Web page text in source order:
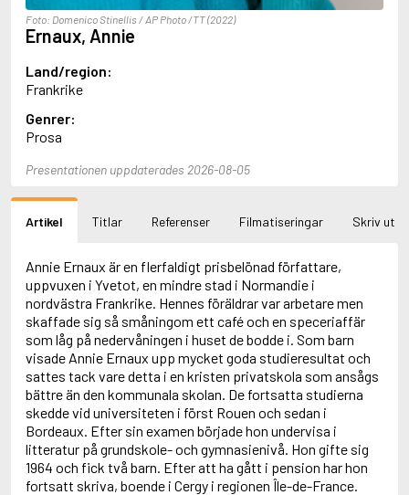
Adamov, Arthur
Adams, Douglas
Adams, Herbert
Adams, Jane
Adams, Richard
Adbåge, Emma
Adbåge, Lisen
Adelborg, Ottilia
Adiga, Aravind
Adnan, Etel
Adolfsson, Evert
Adolfsson, Gunnar
Adolfsson, Josefine
Adolfsson, Maria
Adolphsen, Peter
Foto: Domenico Stinellis / AP Photo /TT (2022)
Ernaux, Annie
Land/region:
Frankrike
Genrer:
Prosa
Presentationen uppdaterades 2026-08-05
Artikel Titlar Referenser Filmatiseringar Skriv ut
Annie Ernaux är en flerfaldigt prisbelönad författare,
uppvuxen i Yvetot, en mindre stad i Normandie i
nordvästra Frankrike. Hennes föräldrar var arbetare men
skaffade sig så småningom ett café och en speceriaffär
som låg på nedervåningen i huset de bodde i. Som barn
visade Annie Ernaux upp mycket goda studieresultat och
sattes tack vare detta i en kristen privatskola som ansågs
bättre än den kommunala skolan. De fortsatta studierna
skedde vid universiteten i först Rouen och sedan i
Bordeaux. Efter sin examen började hon undervisa i
litteratur på grundskole- och gymnasienivå. Hon gifte sig
1964 och fick två barn. Efter att ha gått i pension har hon
fortsatt skriva, boende i Cergy i regionen Île-de-France.